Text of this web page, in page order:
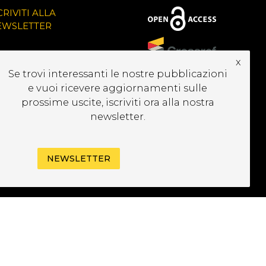
ALLA
Se trovi interessanti le nostre pubblicazioni
e vuoi ricevere aggiornamenti sulle
prossime uscite, iscriviti ora alla nostra
newsletter.
x
NEWSLETTER